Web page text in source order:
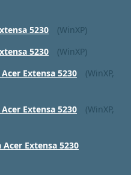
5230
(WinXP)
5230
(WinXP)
Extensa 5230
(WinXP,
Extensa 5230
(WinXP,
Extensa 5230